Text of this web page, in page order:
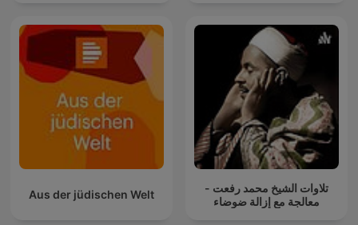
Aus der jüdischen Welt
تلاوات الشيخ محمد رفعت -
معالجة مع إزالة ضوضاء